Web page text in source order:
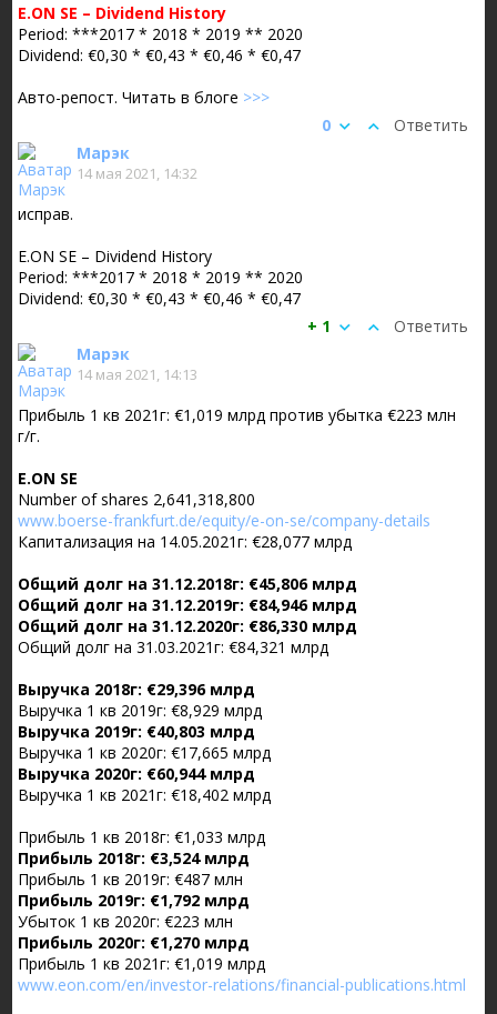
E.ON SE – Dividend History
Period: ***2017 * 2018 * 2019 ** 2020
Dividend: €0,30 * €0,43 * €0,46 * €0,47
Авто-репост. Читать в блоге >>>
Ответить
0
Марэк
14 мая 2021, 14:32
исправ.
E.ON SE – Dividend History
Period: ***2017 * 2018 * 2019 ** 2020
Dividend: €0,30 * €0,43 * €0,46 * €0,47
Ответить
+ 1
Марэк
14 мая 2021, 14:13
Прибыль 1 кв 2021г: €1,019 млрд против убытка €223 млн
г/г.
E.ON SE
Number of shares 2,641,318,800
www.boerse-frankfurt.de/equity/e-on-se/company-details
Капитализация на 14.05.2021г: €28,077 млрд
Общий долг на 31.12.2018г: €45,806 млрд
Общий долг на 31.12.2019г: €84,946 млрд
Общий долг на 31.12.2020г: €86,330 млрд
Общий долг на 31.03.2021г: €84,321 млрд
Выручка 2018г: €29,396 млрд
Выручка 1 кв 2019г: €8,929 млрд
Выручка 2019г: €40,803 млрд
Выручка 1 кв 2020г: €17,665 млрд
Выручка 2020г: €60,944 млрд
Выручка 1 кв 2021г: €18,402 млрд
Прибыль 1 кв 2018г: €1,033 млрд
Прибыль 2018г: €3,524 млрд
Прибыль 1 кв 2019г: €487 млн
Прибыль 2019г: €1,792 млрд
Убыток 1 кв 2020г: €223 млн
Прибыль 2020г: €1,270 млрд
Прибыль 1 кв 2021г: €1,019 млрд
www.eon.com/en/investor-relations/financial-publications.html